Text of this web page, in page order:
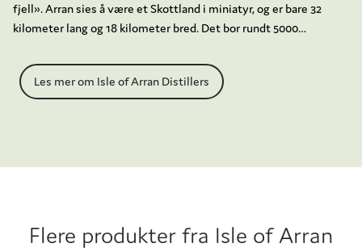
fjell». Arran sies å være et Skottland i miniatyr, og er bare 32
kilometer lang og 18 kilometer bred. Det bor rundt 5000
Les mer om Isle of Arran Distillers
Flere produkter fra Isle of Arran